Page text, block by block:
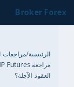
Broker Forex
الرئيسية/مراجعات
العقود الآجلة؟